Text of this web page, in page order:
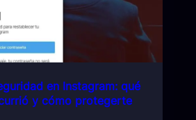
s
u
l
a
en Instagram: qué
y cómo protegerte